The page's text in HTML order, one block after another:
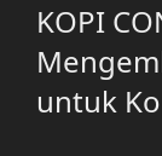
KOPI
untuk